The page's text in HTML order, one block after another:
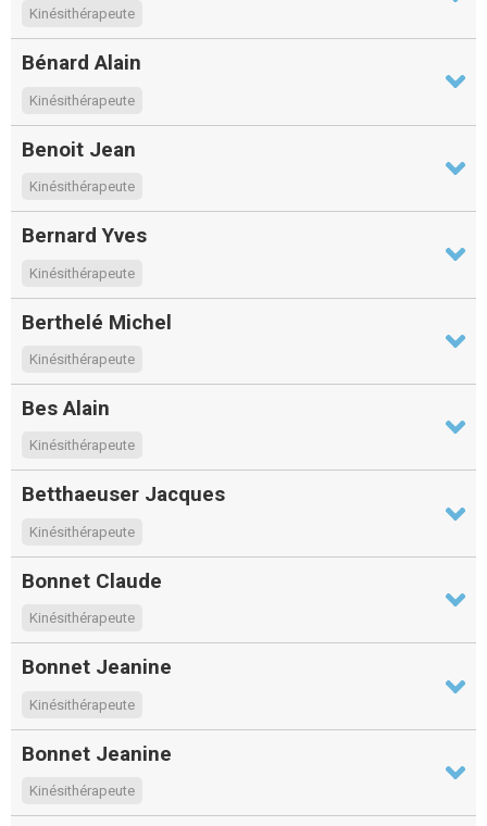
Kinésithérapeute
Bénard Alain
Kinésithérapeute
Benoit Jean
Kinésithérapeute
Bernard Yves
Kinésithérapeute
Berthelé Michel
Kinésithérapeute
Bes Alain
Kinésithérapeute
Betthaeuser Jacques
Kinésithérapeute
Bonnet Claude
Kinésithérapeute
Bonnet Jeanine
Kinésithérapeute
Bonnet Jeanine
Kinésithérapeute